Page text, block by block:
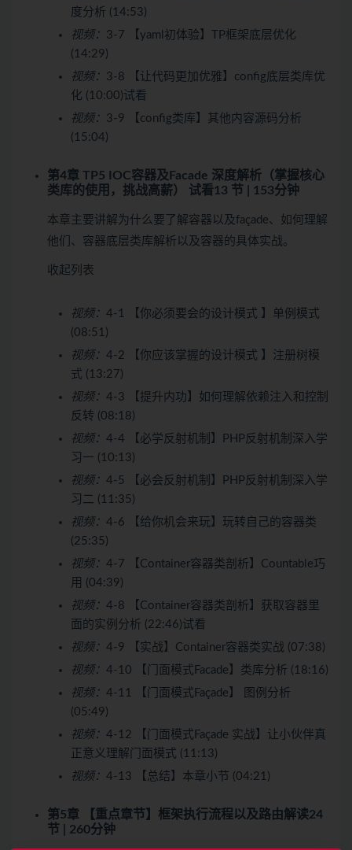
度分析 (14:53)
视频： 3-7 【yaml初体验】TP框架底层优化
(14:29)
视频： 3-8 【让代码更加优雅】config底层类库优
化 (10:00)试看
视频： 3-9 【config类库】其他内容源码分析
(15:04)
第4章 TP5 IOC容器及Facade 深度解析（掌握核心
类库的使用，挑战高薪） 试看13 节 | 153分钟
本章主要讲解为什么要了解容器以及façade、如何理解
他们、容器底层类库解析以及容器的具体实战。
收起列表
视频： 4-1 【你必须要会的设计模式 】单例模式
(08:51)
视频： 4-2 【你应该掌握的设计模式 】注册树模
式 (13:27)
视频： 4-3 【提升内功】如何理解依赖注入和控制
反转 (08:18)
视频： 4-4 【必学反射机制】PHP反射机制深入学
习一 (10:13)
视频： 4-5 【必会反射机制】PHP反射机制深入学
习二 (11:35)
视频： 4-6 【给你机会来玩】玩转自己的容器类
(25:35)
视频： 4-7 【Container容器类剖析】Countable巧
用 (04:39)
视频： 4-8 【Container容器类剖析】获取容器里
面的实例分析 (22:46)试看
视频： 4-9 【实战】Container容器类实战 (07:38)
视频： 4-10 【门面模式Facade】类库分析 (18:16)
视频： 4-11 【门面模式Façade】 图例分析
(05:49)
视频： 4-12 【门面模式Façade 实战】让小伙伴真
正意义理解门面模式 (11:13)
视频： 4-13 【总结】本章小节 (04:21)
第5章 【重点章节】框架执行流程以及路由解读24
节 | 260分钟